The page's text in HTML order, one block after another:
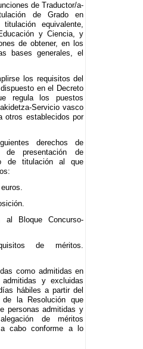
de Traductor/a-
de Grado en
equivalente,
y Ciencia, y
de obtener, en los
bases generales, el
los requisitos del
en el Decreto
regula los puestos
Servicio vasco
otros establecidos por
derechos de
de presentación de
de titulación al que
al Bloque Concurso-
de méritos.
como admitidas en
y excluidas
hábiles a partir del
la Resolución que
personas admitidas y
de méritos
cabo conforme a lo